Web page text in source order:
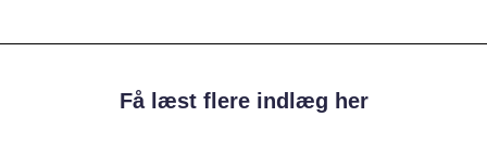
Få læst flere indlæg her